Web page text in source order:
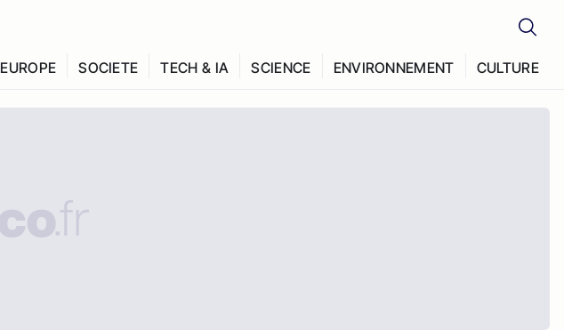
EUROPE SOCIETE TECH & IA SCIENCE ENVIRONNEMENT CULTURE